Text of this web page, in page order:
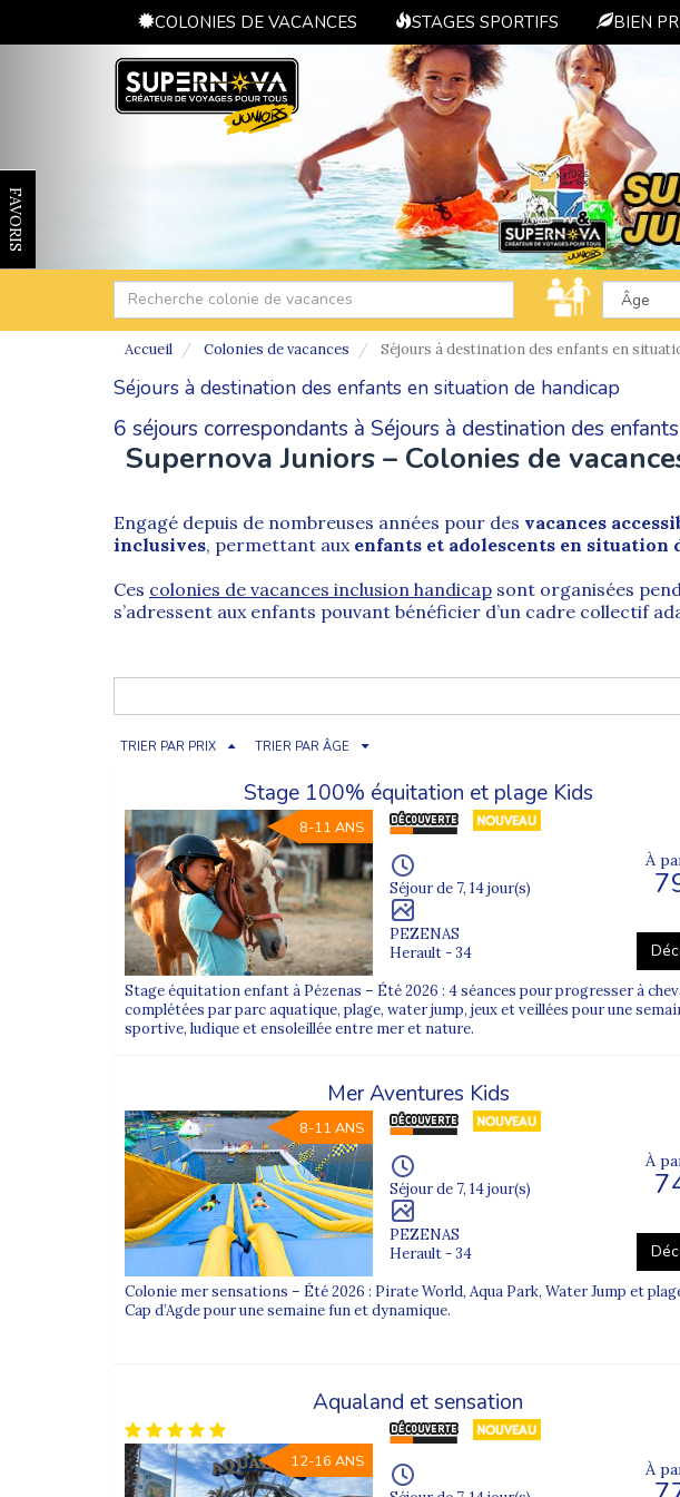
COLONIES DE VACANCES STAGES SPORTIFS BIEN
FAVORIS
Accueil Colonies de vacances Séjours à destination des enfants en
Séjours à destination des enfants en situation de handicap
6 séjours correspondants à Séjours à destination des
Supernova Juniors – Colonies de
Engagé depuis de nombreuses années pour des vacances
inclusives, permettant aux enfants et adolescents en situation
Ces colonies de vacances inclusion handicap sont organisées
s’adressent aux enfants pouvant bénéficier d’un cadre collectif
L’accès aux colonies de vacances pour les
L’accès aux vacances est undroit fondamentalpour tous les
œuvrons pour rendre cet accès possible, dans le respect des
Nos partenaires organisateurs accueillent desenfants et
– participer à la vie collective du séjour
– suivre le rythme global de la colonie
– profiter des activités proposées avec des adaptations si
Chaque demande est étudiée avec attention afin de garantir une
groupe.
Des colonies de vacances inclusives et
Les activités sont pensées pour êtreadaptées mais inclusives
,
approche favorise l’ouverture, la tolérance et l’épanouissement
Nous travaillons notamment avec des structures partenaires
l’organisation decolonies de vacances inclusives
Un accompagnement individualisé et rassurant
Avant toute inscription, unéchange approfondi avec les familles
valorisant l’autonomie et la participation de chaque enfant.
Les engagements Supernova Juniors
TRIER PAR PRIX TRIER PAR ÂGE
Stage 100% équitation et plage Kids
8-11 ANS
Séjour de 7, 14 jour(s)
PEZENAS
Herault - 34
À
Stage équitation enfant à Pézenas – Été 2026 : 4 séances pour progresser à
complétées par parc aquatique, plage, water jump, jeux et veillées pour une
sportive, ludique et ensoleillée entre mer et nature.
Mer Aventures Kids
8-11 ANS
Séjour de 7, 14 jour(s)
PEZENAS
Herault - 34
À
Colonie mer sensations – Été 2026 : Pirate World, Aqua Park, Water Jump et
Cap d’Agde pour une semaine fun et dynamique.
Aqualand et sensation
12-16 ANS À